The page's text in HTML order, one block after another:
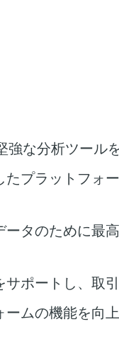
強な分析ツール
たプラットフォ
ータのために最
ポートし、取
ームの機能を向